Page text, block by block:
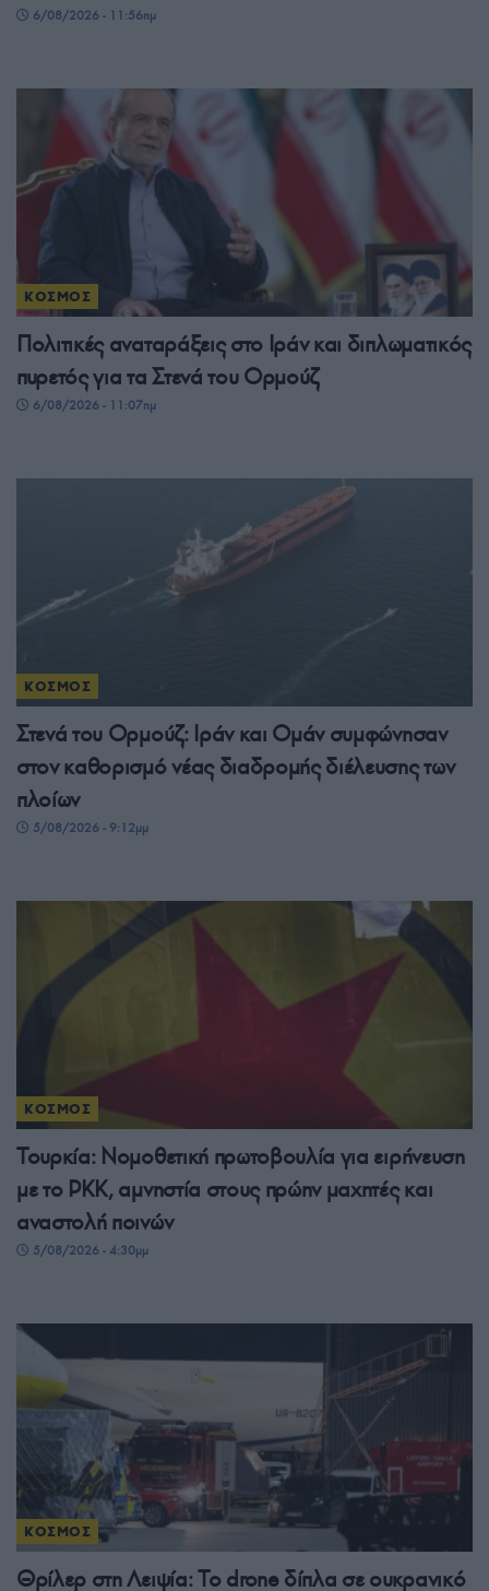
6/08/2026 - 11:56πμ
ΚΟΣΜΟΣ
Πολιτικές αναταράξεις στο Ιράν και διπλωματικός
πυρετός για τα Στενά του Ορμούζ
6/08/2026 - 11:07πμ
ΚΟΣΜΟΣ
Στενά του Ορμούζ: Ιράν και Ομάν συμφώνησαν
στον καθορισμό νέας διαδρομής διέλευσης των
πλοίων
5/08/2026 - 9:12μμ
ΚΟΣΜΟΣ
Τουρκία: Νομοθετική πρωτοβουλία για ειρήνευση
με το PKK, αμνηστία στους πρώην μαχητές και
αναστολή ποινών
5/08/2026 - 4:30μμ
ΚΟΣΜΟΣ
Θρίλερ στη Λειψία: Το drone δίπλα σε ουκρανικό